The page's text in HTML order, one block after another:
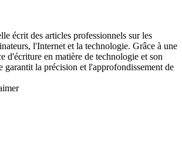
écrit des articles professionnels sur les
l'Internet et la technologie. Grâce à une
d'écriture en matière de technologie et son
garantit la précision et l'approfondissement de